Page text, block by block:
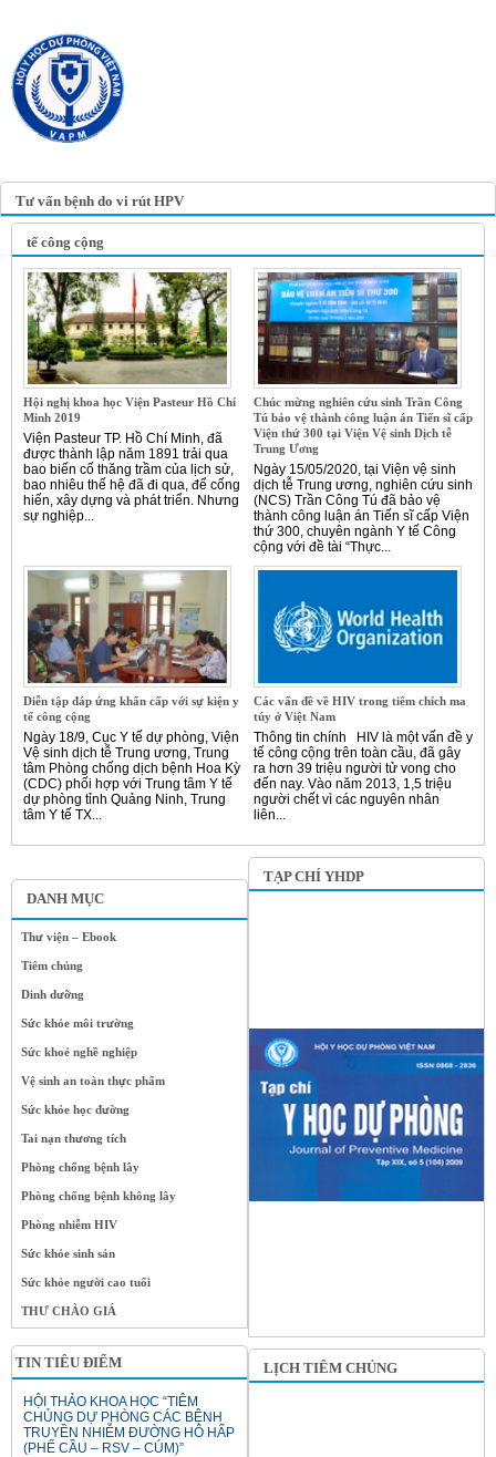
Tư vấn bệnh do vi rút HPV
DANH MỤC
Thư viện – Ebook
Tiêm chủng
Dinh dưỡng
Sức khỏe môi trường
Sức khoẻ nghề nghiệp
Vệ sinh an toàn thực phẩm
Sức khỏe học đường
Tai nạn thương tích
Phòng chống bệnh lây
Phòng chống bệnh không lây
Phòng nhiễm HIV
Sức khỏe sinh sản
Sức khỏe người cao tuổi
THƯ CHÀO GIÁ
TIN TIÊU ĐIỂM
HỘI THẢO KHOA HỌC “TIÊM
CHỦNG DỰ PHÒNG CÁC BỆNH
TRUYỀN NHIỄM ĐƯỜNG HÔ HẤP
(PHẾ CẦU – RSV – CÚM)”
tế công cộng
Hội nghị khoa học Viện Pasteur Hồ Chí
Minh 2019
Viện Pasteur TP. Hồ Chí Minh, đã
được thành lập năm 1891 trải qua
bao biến cố thăng trầm của lịch sử,
bao nhiêu thế hệ đã đi qua, để cống
hiến, xây dựng và phát triển. Nhưng
sự nghiệp...
Chúc mừng nghiên cứu sinh Trần Công
Tú bảo vệ thành công luận án Tiến sĩ cấp
Viện thứ 300 tại Viện Vệ sinh Dịch tễ
Trung Ương
Ngày 15/05/2020, tại Viện vệ sinh
dịch tễ Trung ương, nghiên cứu sinh
(NCS) Trần Công Tú đã bảo vệ
thành công luận án Tiến sĩ cấp Viện
thứ 300, chuyên ngành Y tế Công
cộng với đề tài “Thực...
Diễn tập đáp ứng khẩn cấp với sự kiện y
tế công cộng
Ngày 18/9, Cục Y tế dự phòng, Viện
Vệ sinh dịch tễ Trung ương, Trung
tâm Phòng chống dịch bệnh Hoa Kỳ
(CDC) phối hợp với Trung tâm Y tế
dự phòng tỉnh Quảng Ninh, Trung
tâm Y tế TX...
Các vấn đề về HIV trong tiêm chích ma
túy ở Việt Nam
Thông tin chính HIV là một vấn đề y
tế công cộng trên toàn cầu, đã gây
ra hơn 39 triệu người tử vong cho
đến nay. Vào năm 2013, 1,5 triệu
người chết vì các nguyên nhân
liên...
TẠP CHÍ YHDP
LỊCH TIÊM CHỦNG